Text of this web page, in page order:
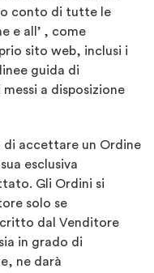
conto di tutte le
e all’ , come
sito web, inclusi i
guida di
a disposizione
di accettare un Ordine
esclusiva
Gli Ordini si
solo se
dal Venditore
in grado di
ne darà